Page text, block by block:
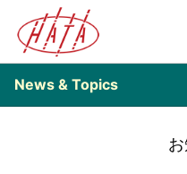
News & Topics